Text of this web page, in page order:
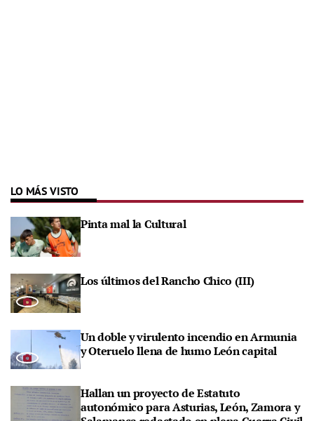
LO MÁS VISTO
Pinta mal la Cultural
Los últimos del Rancho Chico (III)
Un doble y virulento incendio en Armunia
y Oteruelo llena de humo León capital
Hallan un proyecto de Estatuto
autonómico para Asturias, León, Zamora y